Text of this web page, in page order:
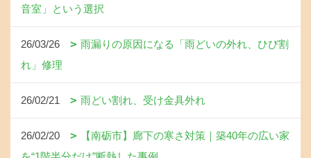
音室」という選択
26/03/26
雨漏りの原因になる「雨どいの外れ、ひび割
れ」修理
26/02/21 雨どい割れ、受け金具外れ
26/02/20
【南砺市】廊下の寒さ対策｜築40年の広い家